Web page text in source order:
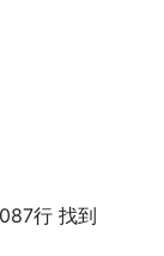
行 找到